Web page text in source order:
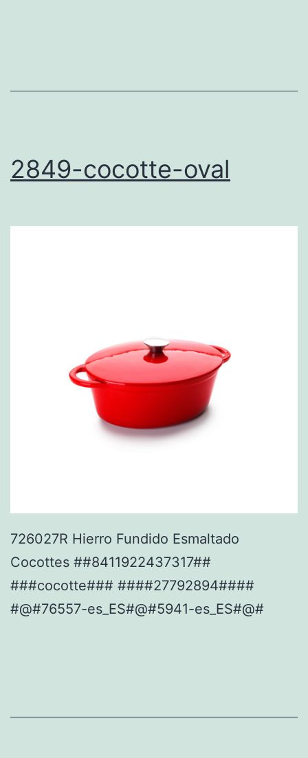
2849-cocotte-oval
726027R Hierro Fundido Esmaltado
Cocottes ##8411922437317##
###cocotte### ####27792894####
#@#76557-es_ES#@#5941-es_ES#@#